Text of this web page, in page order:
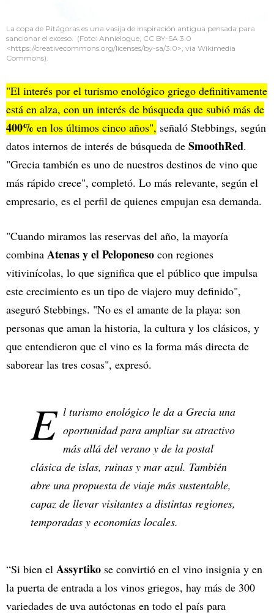
La copa de Pitágoras es una vasija de inspiración antigua pensada para
sancionar el exceso. (Foto: Annielogue, CC BY-SA 3.0
<https://creativecommons.org/licenses/by-sa/3.0>, via Wikimedia
Commons).
"El interés por el turismo enológico griego definitivamente
está en alza, con un interés de búsqueda que subió más de
400% en los últimos cinco años", señaló Stebbings, según
datos internos de interés de búsqueda de SmoothRed.
"Grecia también es uno de nuestros destinos de vino que
más rápido crece", completó. Lo más relevante, según el
empresario, es el perfil de quienes empujan esa demanda.
"Cuando miramos las reservas del año, la mayoría
combina Atenas y el Peloponeso con regiones
vitivinícolas, lo que significa que el público que impulsa
este crecimiento es un tipo de viajero muy definido",
aseguró Stebbings. "No es el amante de la playa: son
personas que aman la historia, la cultura y los clásicos, y
que entendieron que el vino es la forma más directa de
saborear las tres cosas", expresó.
E l turismo enológico le da a Grecia una
oportunidad para ampliar su atractivo
más allá del verano y de la postal
clásica de islas, ruinas y mar azul. También
abre una propuesta de viaje más sustentable,
capaz de llevar visitantes a distintas regiones,
temporadas y economías locales.
“Si bien el Assyrtiko se convirtió en el vino insignia y en
la puerta de entrada a los vinos griegos, hay más de 300
variedades de uva autóctonas en todo el país para